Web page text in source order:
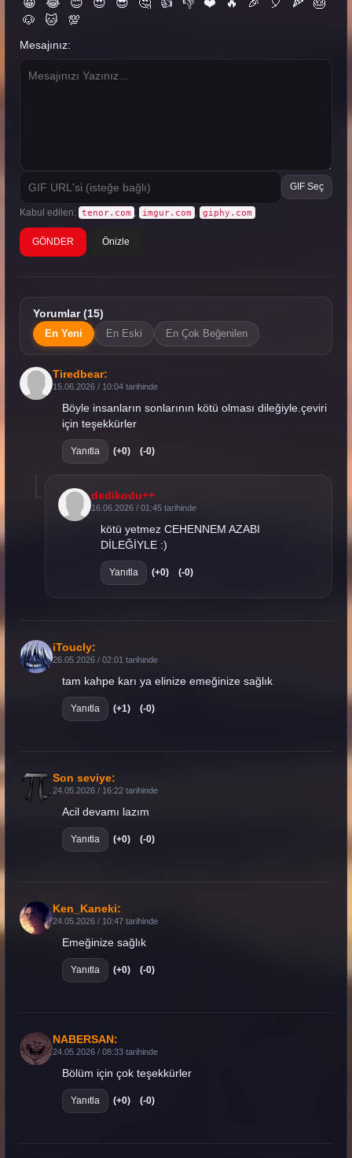
🐶
🐱 💯
Mesajınız:
GIF Seç
Kabul edilen: tenor.com imgur.com giphy.com
Önizle
Yorumlar (15)
En Yeni En Eski En Çok Beğenilen
Tiredbear:
15.06.2026 / 10:04 tarihinde
Böyle insanların sonlarının kötü olması dileğiyle.çeviri
için teşekkürler
Yanıtla (+0) (-0)
dedikodu++
16.06.2026 / 01:45 tarihinde
kötü yetmez CEHENNEM AZABI
DİLEĞİYLE :)
Yanıtla (+0) (-0)
iToucly:
26.05.2026 / 02:01 tarihinde
tam kahpe karı ya elinize emeğinize sağlık
Yanıtla (+1) (-0)
Son seviye:
24.05.2026 / 16:22 tarihinde
Acil devamı lazım
Yanıtla (+0) (-0)
Ken_Kaneki:
24.05.2026 / 10:47 tarihinde
Emeğinize sağlık
Yanıtla (+0) (-0)
NABERSAN:
24.05.2026 / 08:33 tarihinde
Bölüm için çok teşekkürler
Yanıtla (+0) (-0)